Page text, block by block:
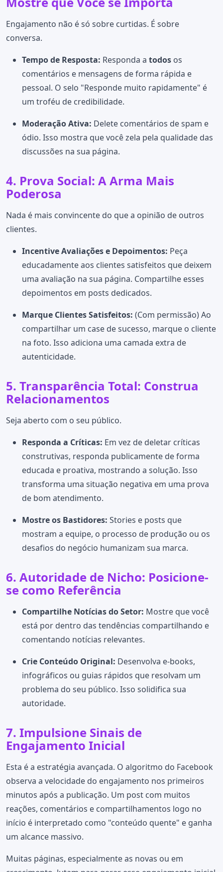
Engajamento não é só sobre curtidas. É sobre
conversa.
Tempo de Resposta: Responda a todos os
comentários e mensagens de forma rápida e
pessoal. O selo "Responde muito rapidamente" é
um troféu de credibilidade.
Moderação Ativa: Delete comentários de spam e
ódio. Isso mostra que você zela pela qualidade das
discussões na sua página.
4. Prova Social: A Arma Mais
Poderosa
Nada é mais convincente do que a opinião de outros
clientes.
Incentive Avaliações e Depoimentos: Peça
educadamente aos clientes satisfeitos que deixem
uma avaliação na sua página. Compartilhe esses
depoimentos em posts dedicados.
Marque Clientes Satisfeitos: (Com permissão) Ao
compartilhar um case de sucesso, marque o cliente
na foto. Isso adiciona uma camada extra de
autenticidade.
5. Transparência Total: Construa
Relacionamentos
Seja aberto com o seu público.
Responda a Críticas: Em vez de deletar críticas
construtivas, responda publicamente de forma
educada e proativa, mostrando a solução. Isso
transforma uma situação negativa em uma prova
de bom atendimento.
Mostre os Bastidores: Stories e posts que
mostram a equipe, o processo de produção ou os
desafios do negócio humanizam sua marca.
6. Autoridade de Nicho: Posicione-
se como Referência
Compartilhe Notícias do Setor: Mostre que você
está por dentro das tendências compartilhando e
comentando notícias relevantes.
Crie Conteúdo Original: Desenvolva e-books,
infográficos ou guias rápidos que resolvam um
problema do seu público. Isso solidifica sua
autoridade.
7. Impulsione Sinais de
Engajamento Inicial
Esta é a estratégia avançada. O algoritmo do Facebook
observa a velocidade do engajamento nos primeiros
minutos após a publicação. Um post com muitos
reações, comentários e compartilhamentos logo no
início é interpretado como "conteúdo quente" e ganha
um alcance massivo.
Muitas páginas, especialmente as novas ou em